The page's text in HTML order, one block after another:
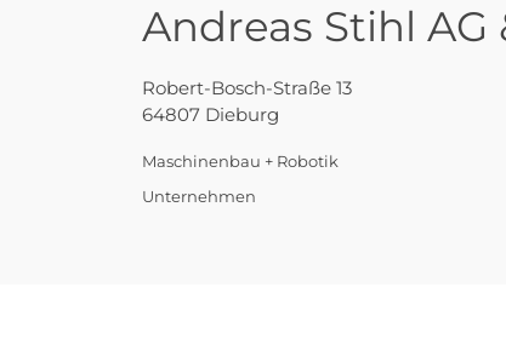
Andreas Stihl AG
Robert-Bosch-Straße 13
64807 Dieburg
Maschinenbau + Robotik
Unternehmen